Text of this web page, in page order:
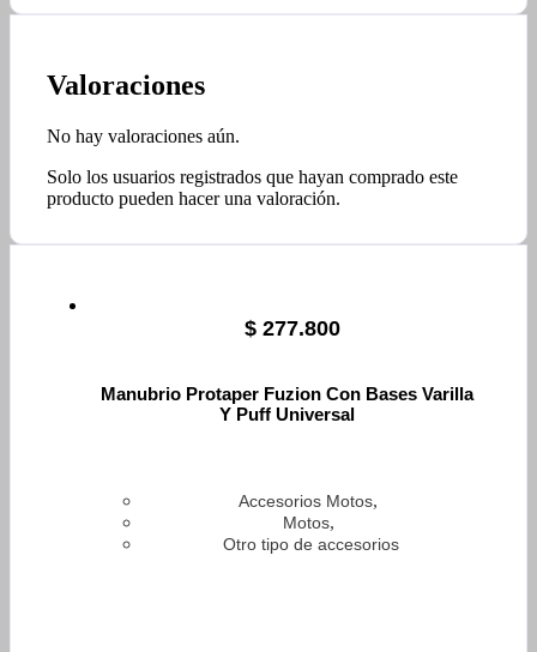
Valoraciones
No hay valoraciones aún.
Solo los usuarios registrados que hayan comprado este
producto pueden hacer una valoración.
$ 277.800
Manubrio Protaper Fuzion Con Bases Varilla
Y Puff Universal
Accesorios Motos,
Motos,
Otro tipo de accesorios